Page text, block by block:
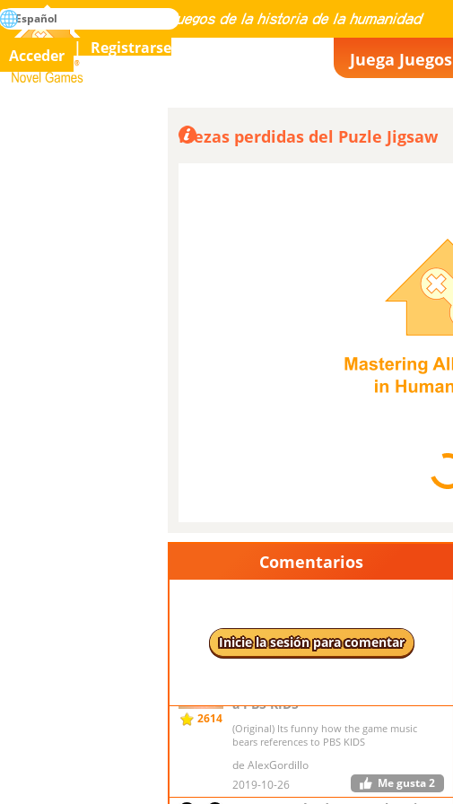
Novel Games
Maestría en todos los juegos de la historia de la humanidad
búsqueda
Juega Juegos
Acceder Registrarse
Español
Piezas perdidas del Puzle Jigsaw
Comentarios
Inicie la sesión para comentar
2614
a PBS KIDS
(Original) Its funny how the game music
bears references to PBS KIDS
de AlexGordillo
2019-10-26
Me gusta2